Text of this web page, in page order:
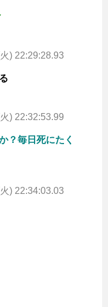
) 22:29:28.93
) 22:32:53.99
？毎日死にたく
) 22:34:03.03